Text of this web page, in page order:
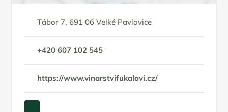
Tábor 7, 691 06 Velké Pavlovice
+420 607 102 545
https://www.vinarstvifukalovi.cz/